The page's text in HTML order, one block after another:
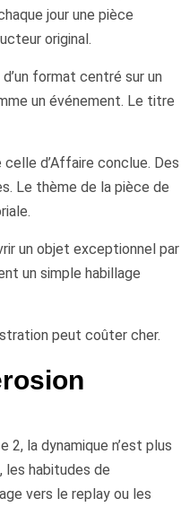
jour une pièce
original.
format centré sur un
un événement. Le titre
d’Affaire conclue. Des
Le thème de la pièce de
un objet exceptionnel par
un simple habillage
peut coûter cher.
la dynamique n’est plus
les habitudes de
vers le replay ou les